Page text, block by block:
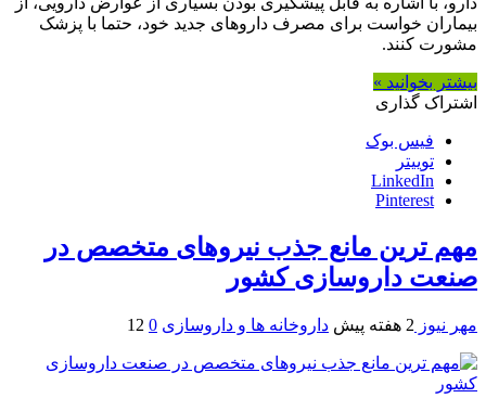
بیماران خواست برای مصرف داروهای جدید خود، حتما با پزشک
مشورت کنند.
بیشتر بخوانید »
اشتراک گذاری
فیس بوک
توییتر
LinkedIn
Pinterest
مهم ترین مانع جذب نیروهای متخصص در
صنعت داروسازی کشور
مهر نیوز 2 هفته پیش داروخانه ها و داروسازی 0
12